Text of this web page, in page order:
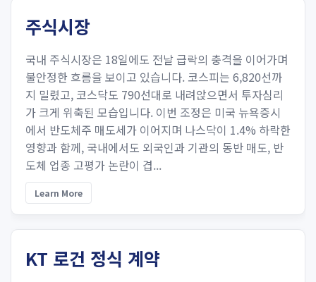
주식시장
국내 주식시장은 18일에도 전날 급락의 충격을 이어가며
불안정한 흐름을 보이고 있습니다. 코스피는 6,820선까
지 밀렸고, 코스닥도 790선대로 내려앉으면서 투자심리
가 크게 위축된 모습입니다. 이번 조정은 미국 뉴욕증시
에서 반도체주 매도세가 이어지며 나스닥이 1.4% 하락한
영향과 함께, 국내에서도 외국인과 기관의 동반 매도, 반
도체 업종 고평가 논란이 겹...
Learn More
KT 로건 정식 계약